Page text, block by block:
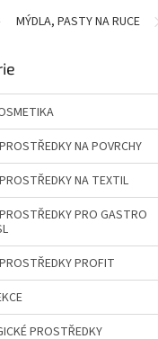
MÝDLA, PASTY NA RUCE
NA POVRCHY
NA TEXTIL
PRO GASTRO
PROFIT
PROSTŘEDKY